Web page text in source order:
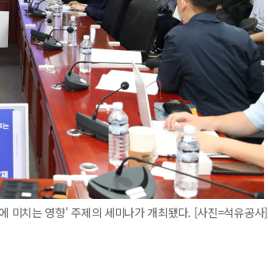
미치는 영향' 주제의 세미나가 개최됐다. [사진=석유공사]